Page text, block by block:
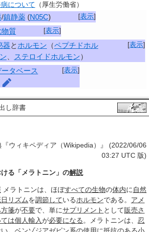
について （厚生労働省）
[表示]
/鎮静薬(N05C)
[表示]
質
[表示]
器と ホルモン （ペプチドホル
ステロイドホルモン）
[表示]
タベース
し辞書
ウィキペディア（Wikipedia）』 (2022/06/06
03:27 UTC 版)
る「メラトニン」の解説
メラトニンは、ほぼすべての生物の体内に 自然
リズムを調節しているホルモンである。 アメ
箋が不要で、単にサプリメント として販売さ
は個人輸入が必要になる 。メラトニンは、 忍